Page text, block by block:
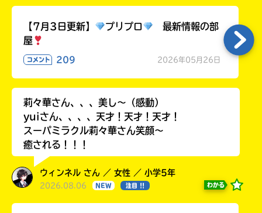
【7月3日更新】 プリプロ
最新情報の部
屋
コメント 209 2026年05月26日
莉々華さん、、、美し〜（感動）
yuiさん、、、、天才！天才！天才！
スーパミラクル莉々華さん笑顔〜
癒される！！！
ウィンネル さん ／ 女性 ／ 小学5年
2026.08.06 NEW 注目 !! わかる